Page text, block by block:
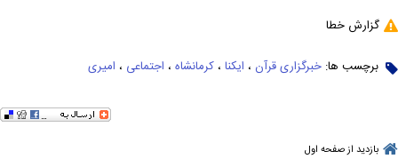
گزارش خطا
برچسب ها: خبرگزاری قرآن ، ایکنا ، کرمانشاه ، اجتماعی ، امیری
بازدید از صفحه اول